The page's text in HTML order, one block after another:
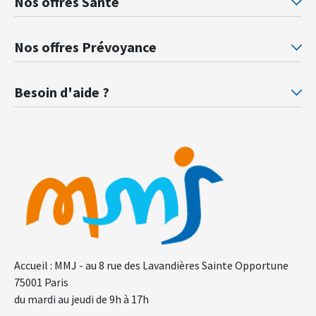
Accueil : MMJ - au 8 rue des Lavandières Sainte Opportune
75001 Paris
du mardi au jeudi de 9h à 17h
Mutuelle santé Retraités justice
Nos offres Prévoyance
Besoin d'aide ?